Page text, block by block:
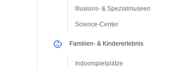
Illusions- & Spezialmuseen
Science-Center
Familien- & Kindererlebnis
Indoorspielplätze